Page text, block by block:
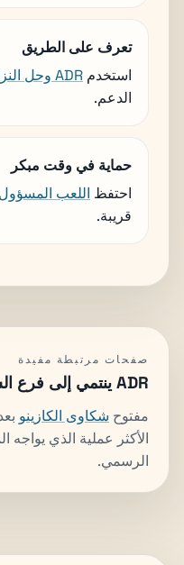
تعرف على الطريق
استخدم ADR وحل النزاعات
الدعم.
حماية في وقت مبكر
احتفظ اللعب المسؤول
قريبة.
صفحات مرتبطة مفيدة
ADR ينتمي إلى فرع الشكاوى
مفتوح شكاوى الكازينو
الأكثر عملية الذي يواجه
الرسمي.